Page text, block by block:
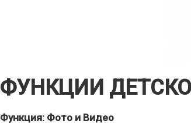
ФУНКЦИИ
Функция: Фото и Видео